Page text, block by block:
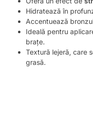
Hidratează în
Accentuează
Ideală pentru
brațe.
Textură lejeră, care
grasă.